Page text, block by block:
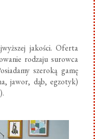
jakości. Oferta
rodzaju surowca
szeroką gamę
jawor, dąb, egzotyk)